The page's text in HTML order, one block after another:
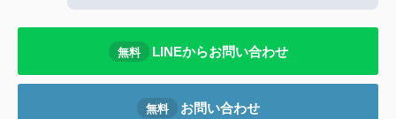
無料 LINEからお問い合わせ
無料 お問い合わせ